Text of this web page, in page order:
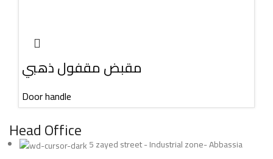
مقبض مقفول ذهبي
Door handle
Head Office
5 zayed street - Industrial zone- Abbassia